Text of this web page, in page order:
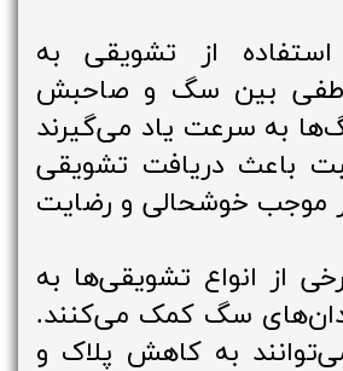
استفاده از تشویقی به
بین سگ و صاحبش
به سرعت یاد می‌گیرند
باعث دریافت تشویقی
موجب خوشحالی و رضایت
از انواع تشویقی‌ها به
سگ کمک می‌کنند.
به کاهش پلاک و